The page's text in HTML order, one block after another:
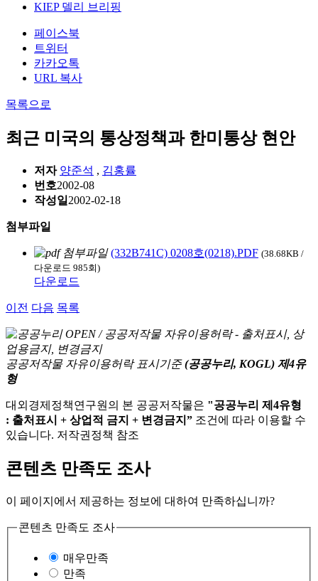
KIEP 델리 브리핑
페이스북
트위터
카카오톡
URL 복사
목록으로
최근 미국의 통상정책과 한미통상 현안
저자 양준석 , 김홍률
번호2002-08
작성일 2002-02-18
첨부파일
(332B741C) 0208호(0218).PDF (38.68KB /
다운로드 985회)
다운로드
이전 다음 목록
공공저작물 자유이용허락 표시기준 (공공누리, KOGL) 제4유
형
대외경제정책연구원의 본 공공저작물은 "공공누리 제4유형
: 출처표시 + 상업적 금지 + 변경금지” 조건에 따라 이용할 수
있습니다. 저작권정책 참조
콘텐츠 만족도 조사
이 페이지에서 제공하는 정보에 대하여 만족하십니까?
콘텐츠 만족도 조사
매우만족
만족